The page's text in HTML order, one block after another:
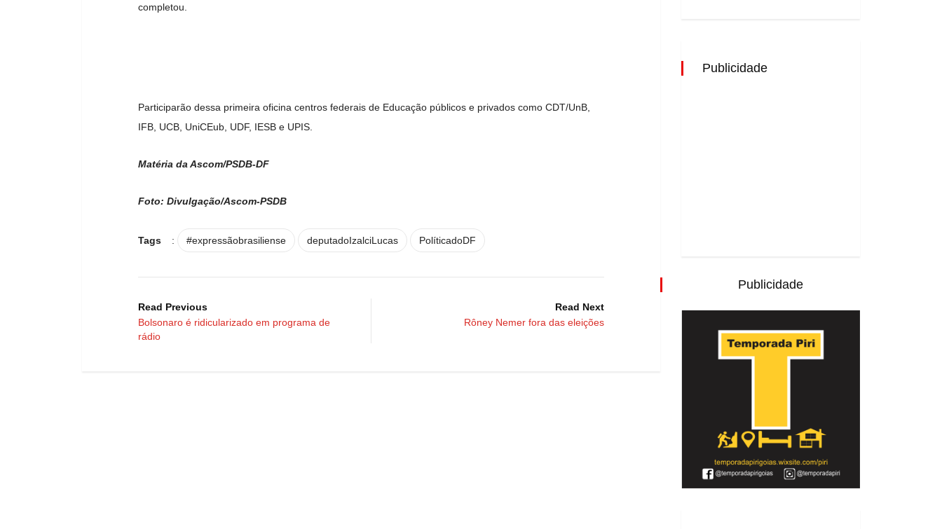
completou.
Participarão dessa primeira oficina centros federais de Educação públicos e privados como CDT/UnB,
IFB, UCB, UniCEub, UDF, IESB e UPIS.
Matéria da Ascom/PSDB-DF
Foto: Divulgação/Ascom-PSDB
Tags : #expressãobrasiliense deputadoIzalciLucas PolíticadoDF
Read Previous
Bolsonaro é ridicularizado em programa de
rádio
Read Next
Rôney Nemer fora das eleições
Publicidade
Publicidade